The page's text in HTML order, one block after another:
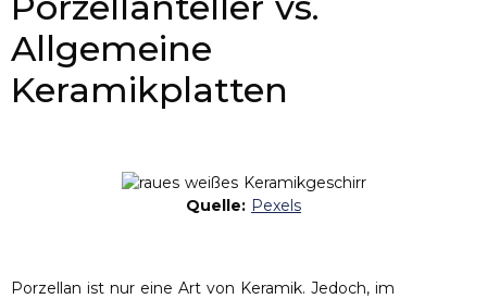
Allgemeine
Keramikplatten
Quelle: Pexels
Porzellan ist nur eine Art von Keramik. Jedoch, im